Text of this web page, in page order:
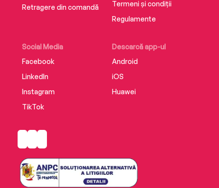
Retragere din comandă
Social Media
Facebook
LinkedIn
Instagram
TikTok
Descarcă app-ul
Android
iOS
Huawei
Termeni și condiții
Regulamente